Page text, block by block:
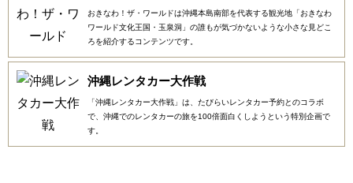
おきなわ！ザ・ワールドは沖縄本島南部を代表する観光地「おきなわ
ワールド文化王国・玉泉洞」の誰もが気づかないような小さな見どこ
ろを紹介するコンテンツです。
沖縄レンタカー大作戦
「沖縄レンタカー大作戦」は、たびらいレンタカー予約とのコラボ
で、沖縄でのレンタカーの旅を100倍面白くしようという特別企画で
す。